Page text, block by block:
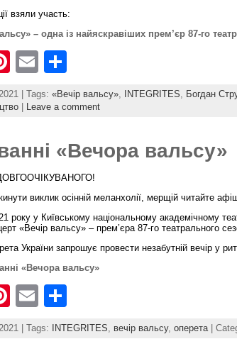
взяли участь:
– одна із найяскравіших прем’єр 87-го
Pi
nt
er
st
E
m
ai
h
ar
| Tags: «Вечір вальсу» INTEGRITES Богдан
| Leave a comment
«Вечора вальсу»
виклик осінній меланхолії, мерщій читайте
року у Київському національному академічному
«Вечір вальсу» – прем’єра 87-го театрального
України запрошує провести незабутній вечір у
«Вечора вальсу»
Pi
nt
E
m h
| Tags: INTEGRITES вечір вальсу, оперета |